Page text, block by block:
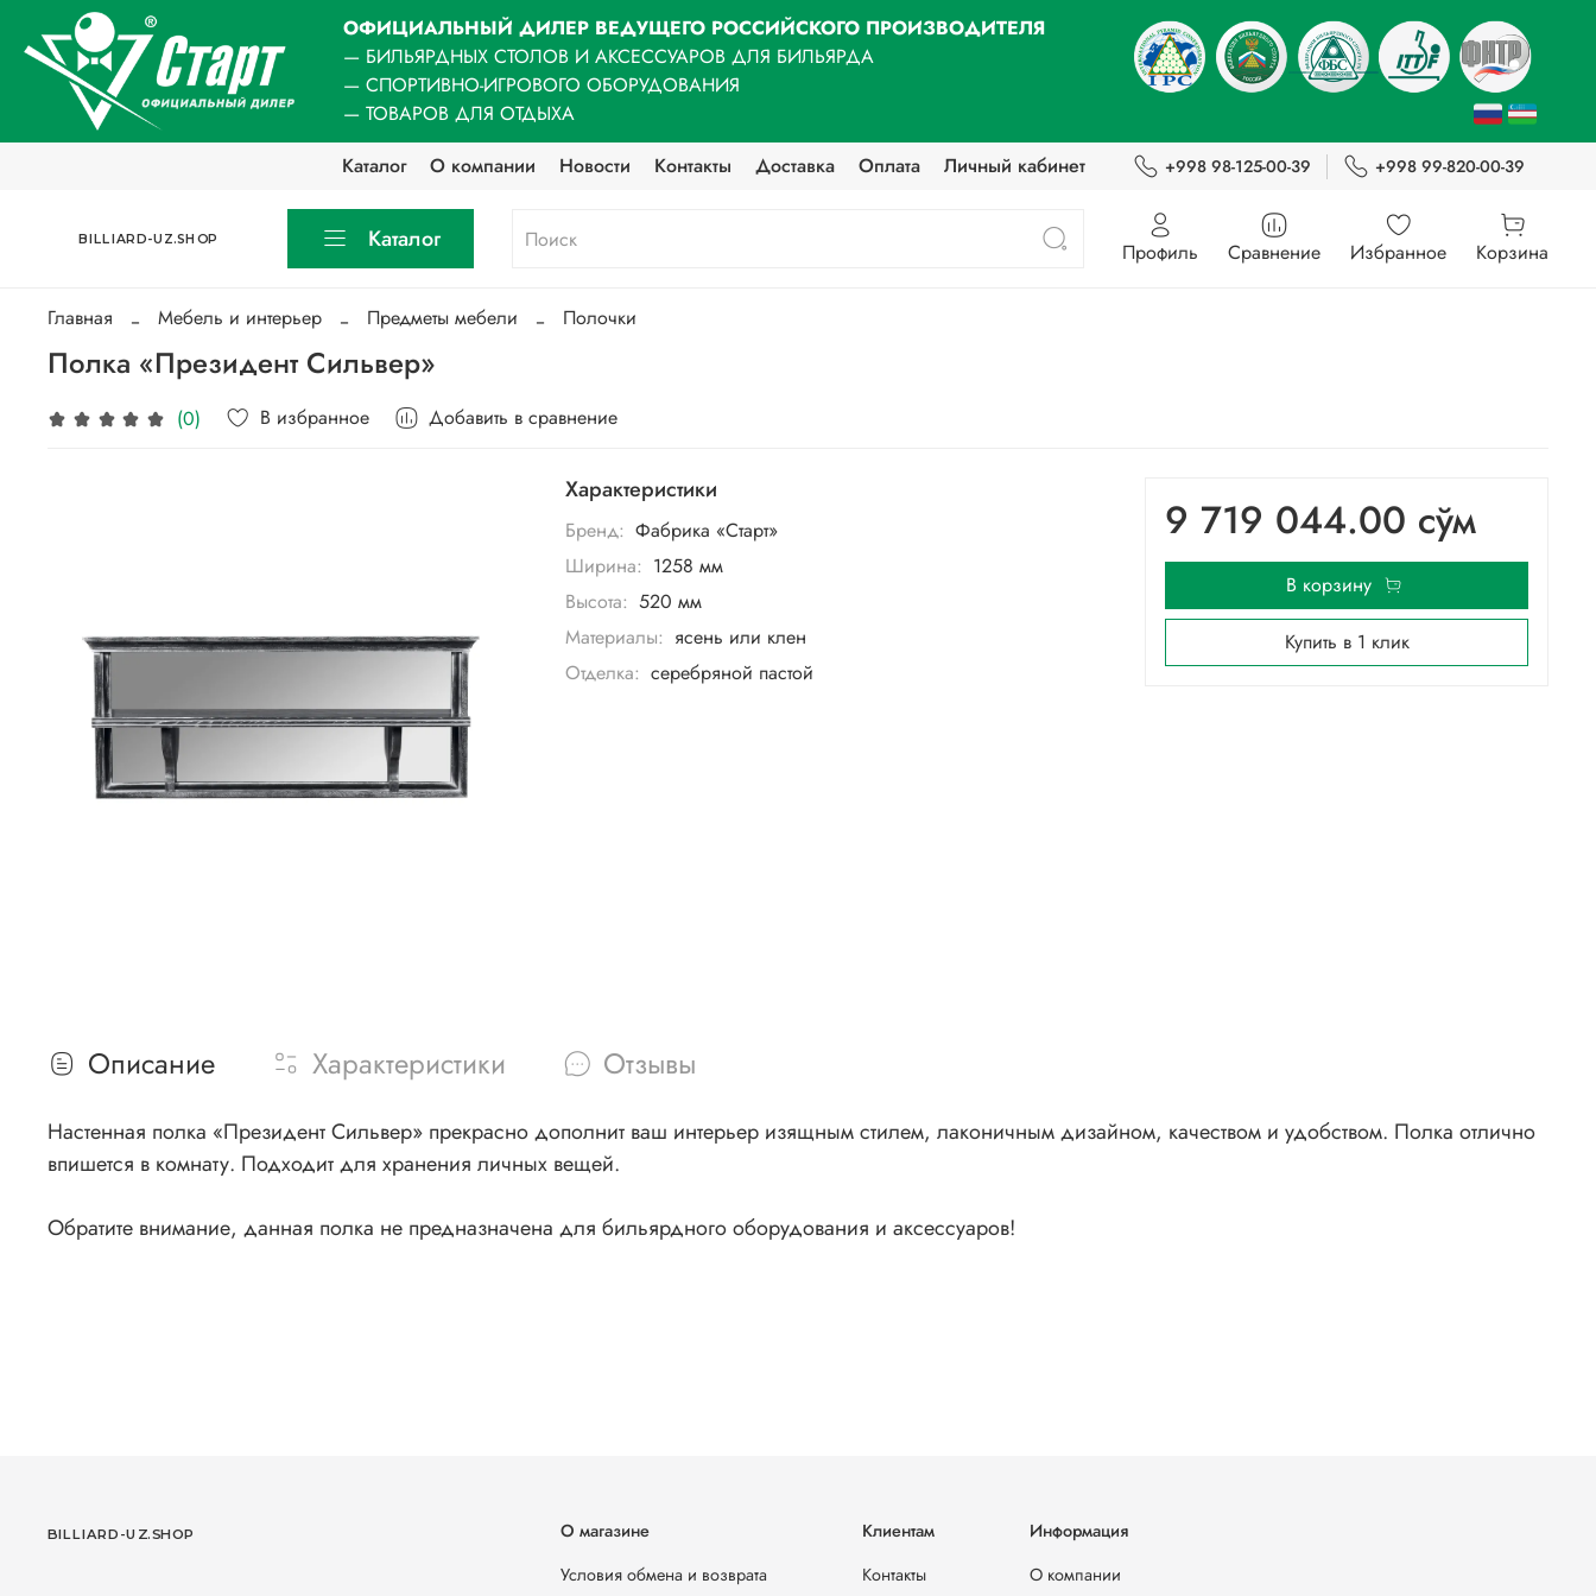
ОФИЦИАЛЬНЫЙ ДИЛЕР ВЕДУЩЕГО РОССИЙСКОГО ПРОИЗВОДИТЕЛЯ
— БИЛЬЯРДНЫХ СТОЛОВ И АКСЕССУАРОВ ДЛЯ БИЛЬЯРДА
— СПОРТИВНО-ИГРОВОГО ОБОРУДОВАНИЯ
— ТОВАРОВ ДЛЯ ОТДЫХА
Каталог
О компании Новости Контакты Доставка Оплата Личный кабинет +998 98-125-00-39 +998 99-820-00-39
BILLIARD-UZ.SHOP Каталог Профиль Сравнение Избранное Корзина
Главная Мебель и интерьер Предметы мебели Полочки
Полка «Президент Сильвер»
(0) В избранное Добавить в сравнение
Характеристики
Бренд: Фабрика «Старт»
Ширина: 1258 мм
Высота: 520 мм
Материалы: ясень или клен
Отделка: серебряной пастой
9 719 044.00 сўм
В корзину
Купить в 1 клик
Описание Характеристики Отзывы
Настенная полка «Президент Сильвер» прекрасно дополнит ваш интерьер изящным стилем, лаконичным дизайном, качеством и удобством. Полка отлично
впишется в комнату. Подходит для хранения личных вещей.
Обратите внимание, данная полка не предназначена для бильярдного оборудования и аксессуаров!
О магазине
Условия обмена и возврата
Клиентам
Контакты
Информация
О компании
BILLIARD-UZ.SHOP